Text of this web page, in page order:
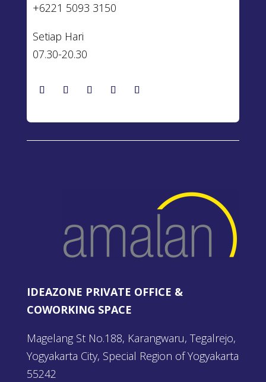
+6221 5093 3150
Setiap Hari
07.30-20.30
IDEAZONE PRIVATE OFFICE &
COWORKING SPACE
Magelang St No.188, Karangwaru, Tegalrejo,
Yogyakarta City, Special Region of Yogyakarta
55242